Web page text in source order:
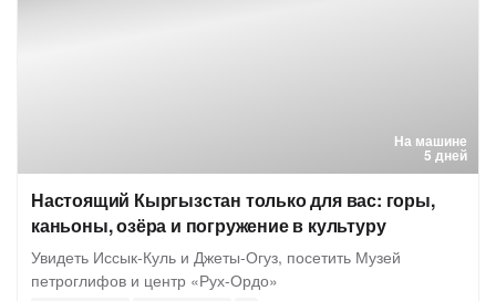
На машине
5 дней
Настоящий Кыргызстан только для вас: горы,
каньоны, озёра и погружение в культуру
Увидеть Иссык-Куль и Джеты-Огуз, посетить Музей
петроглифов и центр «Рух-Ордо»